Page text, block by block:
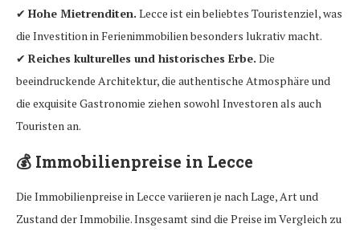
✔ Hohe Mietrenditen. Lecce ist ein beliebtes Touristenziel, was
die Investition in Ferienimmobilien besonders lukrativ macht.
✔ Reiches kulturelles und historisches Erbe. Die
beeindruckende Architektur, die authentische Atmosphäre und
die exquisite Gastronomie ziehen sowohl Investoren als auch
Touristen an.
💰 Immobilienpreise in Lecce
Die Immobilienpreise in Lecce variieren je nach Lage, Art und
Zustand der Immobilie. Insgesamt sind die Preise im Vergleich zu